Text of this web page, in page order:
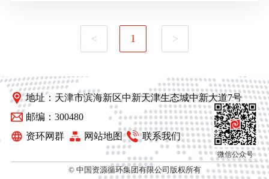
< 1 >
地址：天津市滨海新区中新天津生态城中新大道7号
邮编：300480
资环网群
网站地图 联系我们
© 中国资源循环集团有限公司版权所有
微信公众号